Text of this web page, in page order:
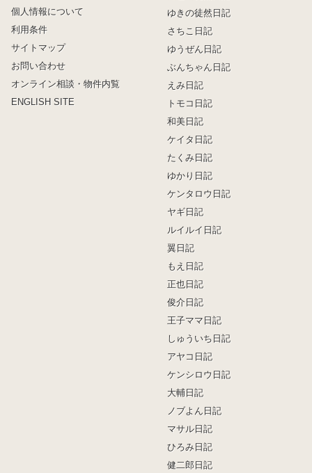
個人情報について
利用条件
サイトマップ
お問い合わせ
オンライン相談・物件内覧
ENGLISH SITE
ゆきの徒然日記
さちこ日記
ゆうぜん日記
ぶんちゃん日記
えみ日記
トモコ日記
和美日記
ケイタ日記
たくみ日記
ゆかり日記
ケンタロウ日記
ヤギ日記
ルイルイ日記
翼日記
もえ日記
正也日記
俊介日記
王子ママ日記
しゅういち日記
アヤコ日記
ケンシロウ日記
大輔日記
ノブよん日記
マサル日記
ひろみ日記
健二郎日記